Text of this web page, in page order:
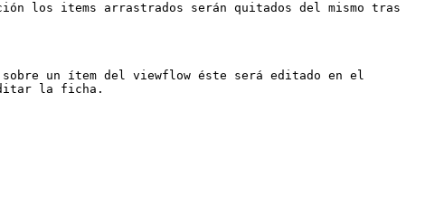
los items arrastrados serán quitados del mismo tras
un ítem del viewflow éste será editado en el
la ficha.